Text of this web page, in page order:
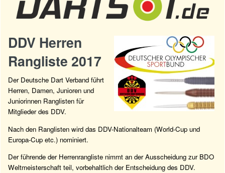
DDV Herren
Rangliste 2017
Der Deutsche Dart Verband führt
Herren, Damen, Junioren und
Juniorinnen Ranglisten für
Mitglieder des DDV.
Nach den Ranglisten wird das DDV-Nationalteam (World-Cup und
Europa-Cup etc.) nominiert.
Der führende der Herrenrangliste nimmt an der Ausscheidung zur BDO
Weltmeisterschaft teil, vorbehaltlich der Entscheidung des DDV.